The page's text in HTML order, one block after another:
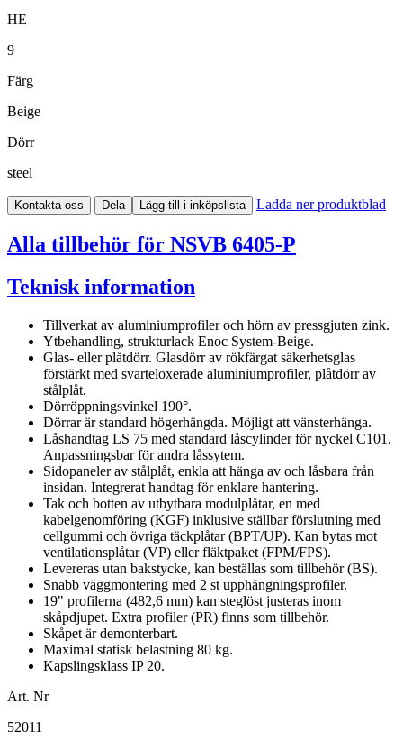
HE
9
Färg
Beige
Dörr
steel
Kontakta oss Dela Lägg till i inköpslista Ladda ner produktblad
Alla tillbehör för NSVB 6405-P
Teknisk information
Tillverkat av aluminiumprofiler och hörn av pressgjuten zink.
Ytbehandling, strukturlack Enoc System-Beige.
Glas- eller plåtdörr. Glasdörr av rökfärgat säkerhetsglas
förstärkt med svarteloxerade aluminiumprofiler, plåtdörr av
stålplåt.
Dörröppningsvinkel 190°.
Dörrar är standard högerhängda. Möjligt att vänsterhänga.
Låshandtag LS 75 med standard låscylinder för nyckel C101.
Anpassningsbar för andra låssytem.
Sidopaneler av stålplåt, enkla att hänga av och låsbara från
insidan. Integrerat handtag för enklare hantering.
Tak och botten av utbytbara modulplåtar, en med
kabelgenomföring (KGF) inklusive ställbar förslutning med
cellgummi och övriga täckplåtar (BPT/UP). Kan bytas mot
ventilationsplåtar (VP) eller fläktpaket (FPM/FPS).
Levereras utan bakstycke, kan beställas som tillbehör (BS).
Snabb väggmontering med 2 st upphängningsprofiler.
19" profilerna (482,6 mm) kan steglöst justeras inom
skåpdjupet. Extra profiler (PR) finns som tillbehör.
Skåpet är demonterbart.
Maximal statisk belastning 80 kg.
Kapslingsklass IP 20.
Art. Nr
52011